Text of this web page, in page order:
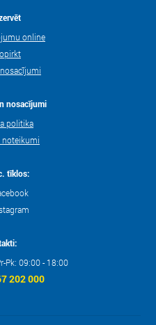
online
nosacījumi
politika
noteikumi
tīklos:
Pk: 09:00 - 18:00
202 000